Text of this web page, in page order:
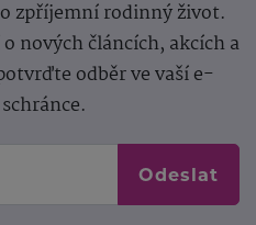
zpříjemní rodinný život.
nových článcích, akcích a
odběr ve vaší e-
Odeslat